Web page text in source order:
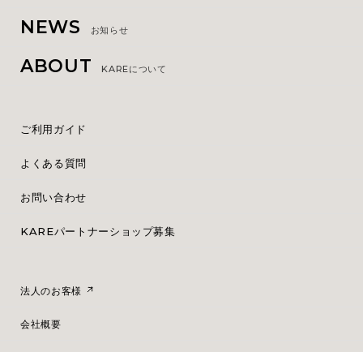
NEWS お知らせ
ABOUT KAREについて
ご利用ガイド
よくある質問
お問い合わせ
KAREパートナーショップ募集
法人のお客様
会社概要